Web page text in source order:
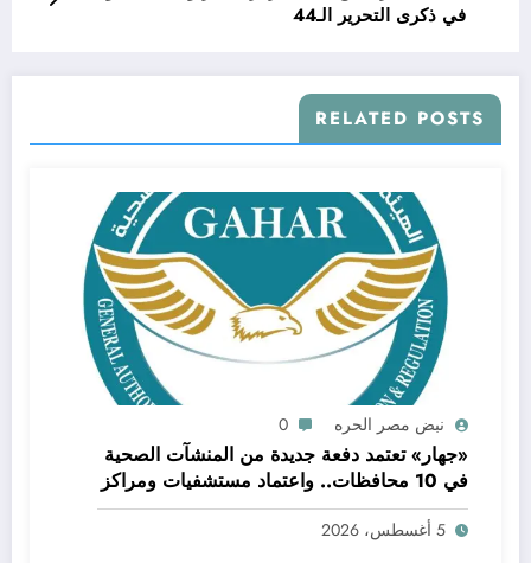
في ذكرى التحرير الـ44
RELATED POSTS
نبض مصر الحره 0
«جهار» تعتمد دفعة جديدة من المنشآت الصحية
في 10 محافظات.. واعتماد مستشفيات ومراكز
بكفر الشيخ ضمن قرارات اللجنة العليا للاعتماد
5 أغسطس، 2026